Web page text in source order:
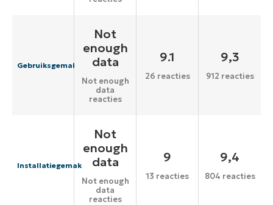
Gebruiksgemak
Not
enough
data
Not enough
data
reacties
9.1
26 reacties
9,3
912 reacties
Installatiegemak
Not
enough
data
Not enough
data
reacties
9
13 reacties
9,4
804 reacties